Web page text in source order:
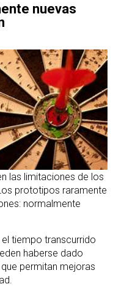
nuevas
las limitaciones de los
prototipos raramente
normalmente
tiempo transcurrido
haberse dado
permitan mejoras